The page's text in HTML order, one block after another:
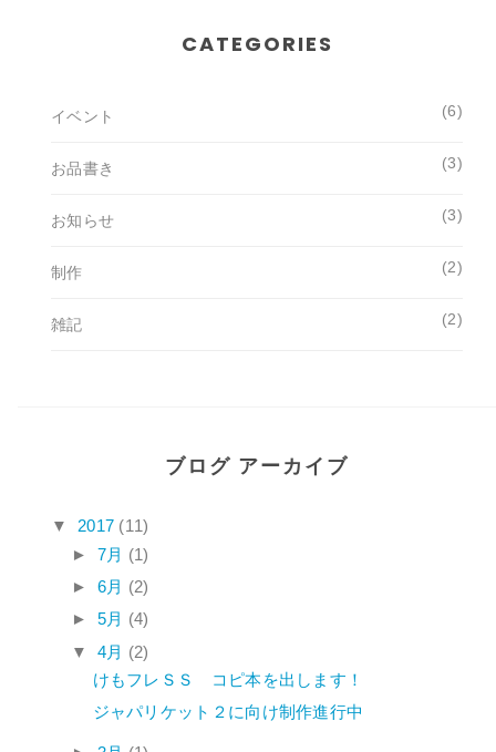
CATEGORIES
イベント (6)
お品書き (3)
お知らせ (3)
制作 (2)
雑記 (2)
ブログ アーカイブ
▼ 2017 (11)
► 7月 (1)
► 6月 (2)
► 5月 (4)
▼ 4月 (2)
けもフレＳＳ コピ本を出します！
ジャパリケット２に向け制作進行中